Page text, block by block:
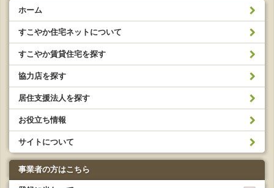
ホーム
すこやか住宅ネットについて
すこやか賃貸住宅を探す
協力店を探す
居住支援法人を探す
お役立ち情報
サイトについて
事業者の方はこちら